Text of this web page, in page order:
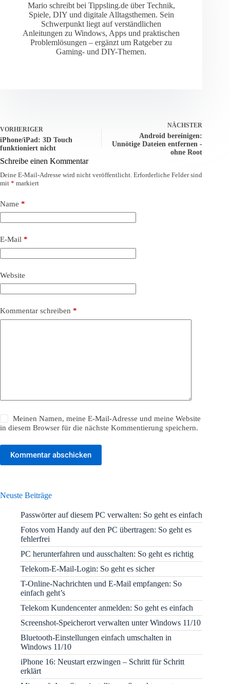
Mario schreibt bei Tippsling.de über Technik,
Spiele, DIY und digitale Alltagsthemen. Sein
Schwerpunkt liegt auf verständlichen
Anleitungen zu Windows, Apps und praktischen
Problemlösungen – ergänzt um Ratgeber zu
Gaming- und DIY-Themen.
VORHERIGER
iPhone/iPad: 3D Touch
funktioniert nicht
NÄCHSTER
Android bereinigen:
Unnötige Dateien entfernen -
ohne Root
Schreibe einen Kommentar
Deine E-Mail-Adresse wird nicht veröffentlicht. Erforderliche Felder sind
mit * markiert
Name *
E-Mail *
Website
Kommentar schreiben *
Meinen Namen, meine E-Mail-Adresse und meine Website
in diesem Browser für die nächste Kommentierung speichern.
Kommentar abschicken
Neuste Beiträge
Passwörter auf diesem PC verwalten: So geht es einfach
Fotos vom Handy auf den PC übertragen: So geht es
fehlerfrei
PC herunterfahren und ausschalten: So geht es richtig
Telekom-E-Mail-Login: So geht es sicher
T-Online-Nachrichten und E-Mail empfangen: So
einfach geht’s
Telekom Kundencenter anmelden: So geht es einfach
Screenshot-Speicherort verwalten unter Windows 11/10
Bluetooth-Einstellungen einfach umschalten in
Windows 11/10
iPhone 16: Neustart erzwingen – Schritt für Schritt
erklärt